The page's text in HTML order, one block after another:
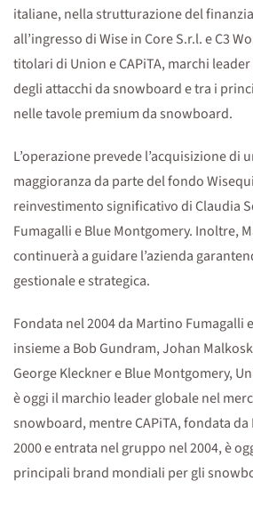
italiane, nella strutturazione del
all’ingresso di Wise in Core S.r.l. e C3
titolari di Union e CAPiTA, marchi
degli attacchi da snowboard e tra i
nelle tavole premium da snowboard.
L’operazione prevede l’acquisizione di
maggioranza da parte del fondo
reinvestimento significativo di Claudia
Fumagalli e Blue Montgomery. Inoltre,
continuerà a guidare l’azienda
gestionale e strategica.
Fondata nel 2004 da Martino Fumagalli
insieme a Bob Gundram, Johan
George Kleckner e Blue Montgomery,
è oggi il marchio leader globale nel
snowboard, mentre CAPiTA, fondata
2000 e entrata nel gruppo nel 2004, è
principali brand mondiali per gli